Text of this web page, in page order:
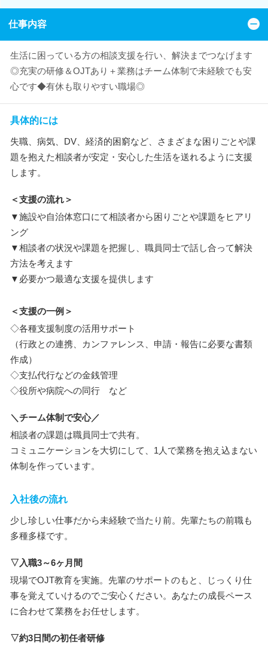
仕事内容
生活に困っている方の相談支援を行い、解決までつなげます
◎充実の研修＆OJTあり＋業務はチーム体制で未経験でも安
心です◆有休も取りやすい職場◎
具体的には
失職、病気、DV、経済的困窮など、さまざまな困りごとや課
題を抱えた相談者が安定・安心した生活を送れるように支援
します。
＜支援の流れ＞
▼施設や自治体窓口にて相談者から困りごとや課題をヒアリ
ング
▼相談者の状況や課題を把握し、職員同士で話し合って解決
方法を考えます
▼必要かつ最適な支援を提供します
＜支援の一例＞
◇各種支援制度の活用サポート
（行政との連携、カンファレンス、申請・報告に必要な書類
作成）
◇支払代行などの金銭管理
◇役所や病院への同行 など
＼チーム体制で安心／
相談者の課題は職員同士で共有。
コミュニケーションを大切にして、1人で業務を抱え込まない
体制を作っています。
入社後の流れ
少し珍しい仕事だから未経験で当たり前。先輩たちの前職も
多種多様です。
▽入職3～6ヶ月間
現場でOJT教育を実施。先輩のサポートのもと、じっくり仕
事を覚えていけるのでご安心ください。あなたの成長ペース
に合わせて業務をお任せします。
▽約3日間の初任者研修